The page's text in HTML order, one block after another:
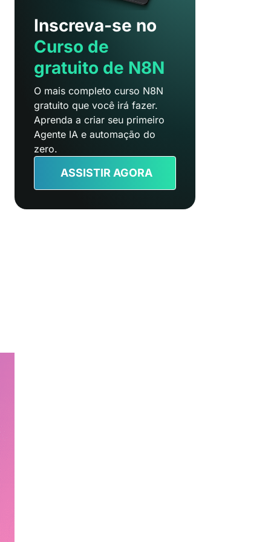
Inscreva-se no
Curso de
gratuito de N8N
O mais completo curso N8N
gratuito que você irá fazer.
Aprenda a criar seu primeiro
Agente IA e automação do
zero.
ASSISTIR AGORA